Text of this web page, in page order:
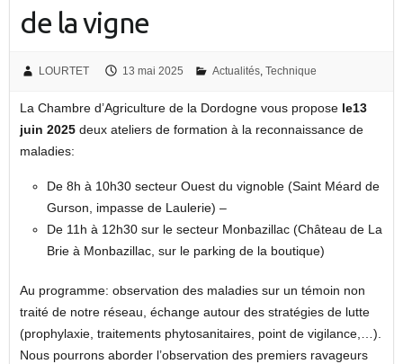
de la vigne
LOURTET 13 mai 2025 Actualités, Technique
La Chambre d’Agriculture de la Dordogne vous propose le13
juin 2025deux ateliers de formation à la reconnaissance de
maladies:
De 8h à 10h30 secteur Ouest du vignoble (Saint Méard de
Gurson, impasse de Laulerie) –
De 11h à 12h30 sur le secteur Monbazillac (Château de La
Brie à Monbazillac, sur le parking de la boutique)
Au programme: observation des maladies sur un témoin non
traité de notre réseau, échange autour des stratégies de lutte
(prophylaxie, traitements phytosanitaires, point de vigilance,…).
Nous pourrons aborder l’observation des premiers ravageurs